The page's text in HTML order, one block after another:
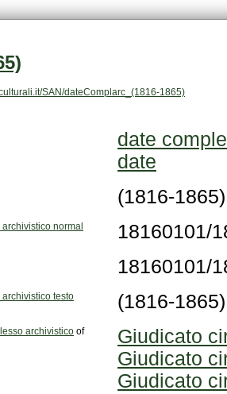
SAN/dateComplarc_(1816-1865)
date
date
(1816-1865)
normal 18160101/
18160101/
testo (1816-1865)
archivistico of
Giudicato
Giudicato
Giudicato